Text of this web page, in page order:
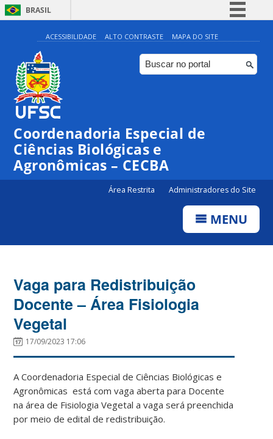
BRASIL
Simplifique!
Comunica BR
Participe
Canais
ACESSIBILIDADE ALTO CONTRASTE MAPA DO SITE
Coordenadoria Especial de
Ciências Biológicas e
Agronômicas – CECBA
Área Restrita Administradores do Site
MENU
Vaga para Redistribuição
Docente – Área Fisiologia
Vegetal
17/09/2023 17:06
A Coordenadoria Especial de Ciências Biológicas e
Agronômicas está com vaga aberta para Docente
na área de Fisiologia Vegetal a vaga será preenchida
por meio de edital de redistribuição.